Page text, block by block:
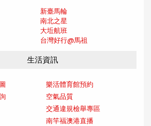
新臺馬輪
南北之星
大坵航班
台灣好行@馬祖
生活資訊
樂活體育館預約
空氣品質
交通違規檢舉專區
南竿福澳港直播